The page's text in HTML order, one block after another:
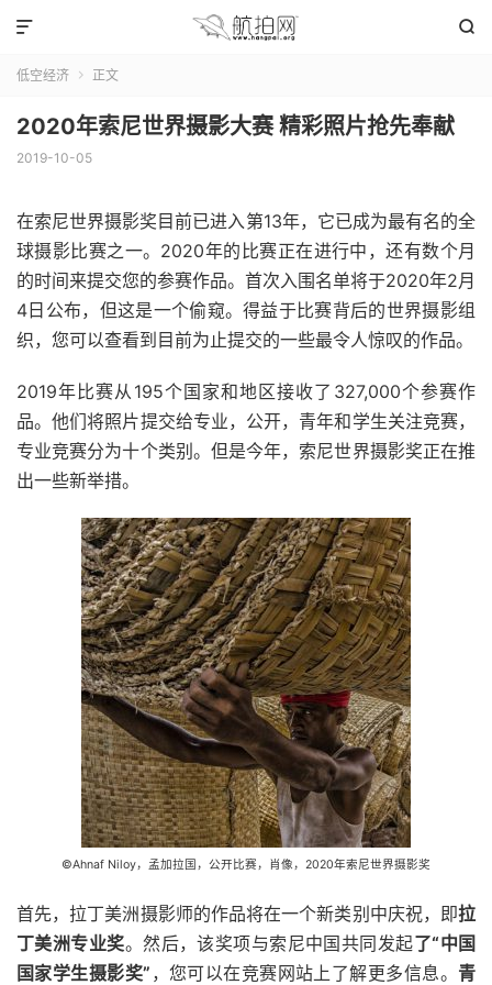


低空经济  正文
2020年索尼世界摄影大赛 精彩照片抢先奉献
2019-10-05
在索尼世界摄影奖目前已进入第13年，它已成为最有名的全
球摄影比赛之一。2020年的比赛正在进行中，还有数个月
的时间来提交您的参赛作品。首次入围名单将于2020年2月
4日公布，但这是一个偷窥。得益于比赛背后的世界摄影组
织，您可以查看到目前为止提交的一些最令人惊叹的作品。
2019年比赛从195个国家和地区接收了327,000个参赛作
品。他们将照片提交给专业，公开，青年和学生关注竞赛，
专业竞赛分为十个类别。但是今年，索尼世界摄影奖正在推
出一些新举措。
©Ahnaf Niloy，孟加拉国，公开比赛，肖像，2020年索尼世界摄影奖
首先，拉丁美洲摄影师的作品将在一个新类别中庆祝，即拉
丁美洲专业奖。然后，该奖项与索尼中国共同发起了“中国
国家学生摄影奖” ，您可以在竞赛网站上了解更多信息。 青